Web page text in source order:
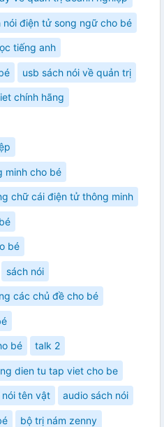
nói điện tử song ngữ cho bé
tiếng anh
usb sách nói về quản trị
chính hãng
minh cho bé
chữ cái điện tử thông minh
bé
sách nói
các chủ đề cho bé
bé talk 2
dien tu tap viet cho be
tên vật audio sách nói
bộ trị nám zenny